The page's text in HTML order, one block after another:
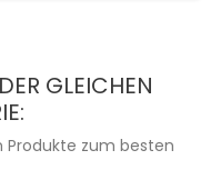
GLEICHEN
Produkte zum besten